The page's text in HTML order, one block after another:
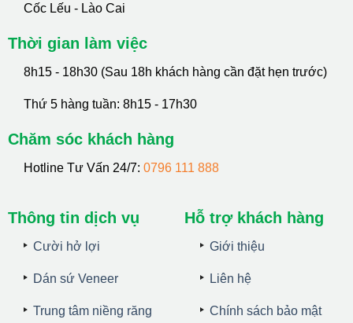
Cốc Lếu - Lào Cai
Thời gian làm việc
8h15 - 18h30 (Sau 18h khách hàng cần đặt hẹn trước)
Thứ 5 hàng tuần: 8h15 - 17h30
Chăm sóc khách hàng
Hotline Tư Vấn 24/7: 0796 111 888
Thông tin dịch vụ
Cười hở lợi
Dán sứ Veneer
Trung tâm niềng răng
Hỗ trợ khách hàng
Giới thiệu
Liên hệ
Chính sách bảo mật